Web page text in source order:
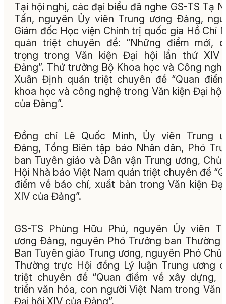
Tại hội nghị, các đại biểu đã nghe GS-TS Tạ
Tấn, nguyên Ủy viên Trung ương Đảng,
Giám đốc Học viện Chính trị quốc gia Hồ Chí
quán triệt chuyên đề: “Những điểm mới,
trọng trong Văn kiện Đại hội lần thứ XIV
Đảng”. Thứ trưởng Bộ Khoa học và Công
Xuân Định quán triệt chuyên đề “Quan
khoa học và công nghệ trong Văn kiện Đại hội
của Đảng”.
Đồng chí Lê Quốc Minh, Ủy viên Trung
Đảng, Tổng Biên tập báo Nhân dân, Phó
ban Tuyên giáo và Dân vận Trung ương, Chủ
Hội Nhà báo Việt Nam quán triệt chuyên đề
điểm về báo chí, xuất bản trong Văn kiện
XIV của Đảng”.
GS-TS Phùng Hữu Phú, nguyên Ủy viên
ương Đảng, nguyên Phó Trưởng ban Thường
Ban Tuyên giáo Trung ương, nguyên Phó Chủ
Thường trực Hội đồng Lý luận Trung ương
triệt chuyên đề “Quan điểm về xây dựng,
triển văn hóa, con người Việt Nam trong Văn
Đại hội XIV của Đảng”.